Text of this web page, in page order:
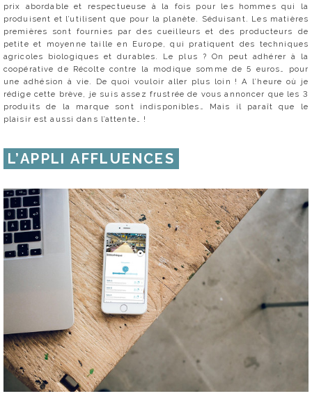
prix abordable et respectueuse à la fois pour les hommes qui la
produisent et l’utilisent que pour la planète. Séduisant. Les matières
premières sont fournies par des cueilleurs et des producteurs de
petite et moyenne taille en Europe, qui pratiquent des techniques
agricoles biologiques et durables. Le plus ? On peut adhérer à la
coopérative de Récolte contre la modique somme de 5 euros… pour
une adhésion à vie. De quoi vouloir aller plus loin ! A l’heure où je
rédige cette brève, je suis assez frustrée de vous annoncer que les 3
produits de la marque sont indisponibles… Mais il paraît que le
plaisir est aussi dans l’attente… !
L’APPLI AFFLUENCES